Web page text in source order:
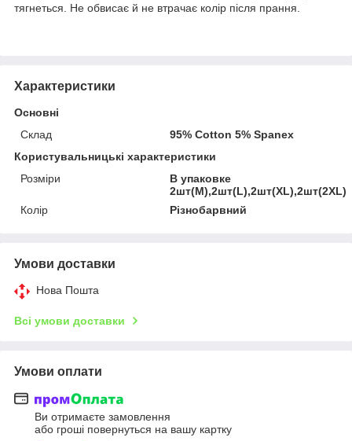
тягнеться. Не обвисає й не втрачає колір після прання.
Характеристики
Основні
Склад
95% Cotton 5% Spanex
Користувальницькі характеристики
Розміри
В упаковке
2шт(М),2шт(L),2шт(XL),2шт(2XL)
Колір
Різнобарвний
Умови доставки
Нова Пошта
Всі умови доставки
Умови оплати
Ви отримаєте замовлення
або гроші повернуться на вашу картку